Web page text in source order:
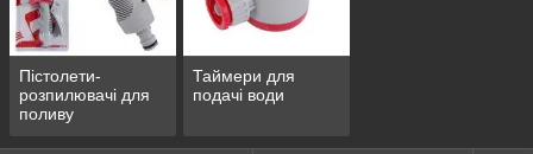
Пістолети-
розпилювачі для
поливу
Таймери для
подачі води